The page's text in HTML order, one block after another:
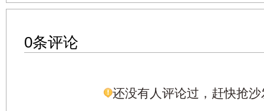
0条评论
还没有人评论过，赶快抢沙